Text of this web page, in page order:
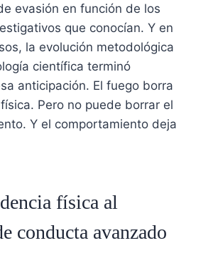
evasión en función de los
que conocían. Y en
la evolución metodológica
científica terminó
anticipación. El fuego borra
Pero no puede borrar el
Y el comportamiento deja
física al
conducta avanzado